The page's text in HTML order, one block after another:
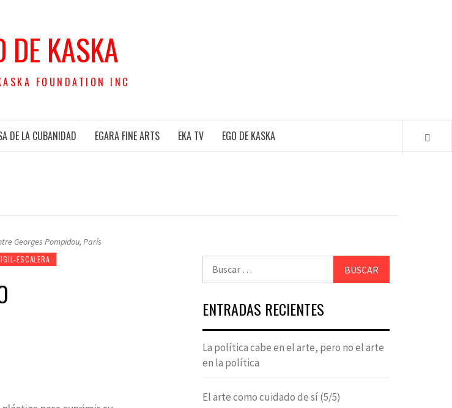
DE KASKA
FOUNDATION INC
DE LA CUBANIDAD EGARA FINE ARTS EKA TV EGO DE KASKA
Georges Pompidou, París
ESCALERA
ENTRADAS RECIENTES
La política cabe en el arte, pero no el arte
en la política
El arte como cuidado de sí (5/5)